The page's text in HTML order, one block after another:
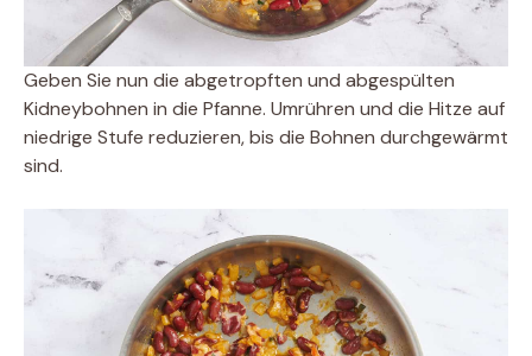
Geben Sie nun die abgetropften und abgespülten
Kidneybohnen in die Pfanne. Umrühren und die Hitze auf
niedrige Stufe reduzieren, bis die Bohnen durchgewärmt
sind.